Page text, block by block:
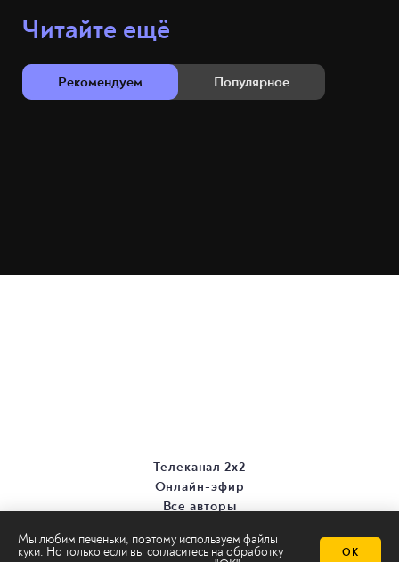
Читайте ещё
Рекомендуем Популярное
Мы любим печеньки, поэтому используем файлы
куки. Но только если вы согласитесь на обработку
ОК
Телеканал 2х2
Онлайн-эфир
Все авторы